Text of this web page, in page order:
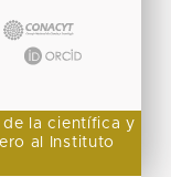
la científica y
al Instituto